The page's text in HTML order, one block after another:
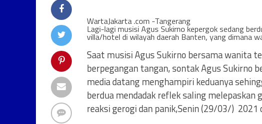
WartaJakarta .com -Tangerang
Lagi-lagi musisi Agus Sukirno kepergok sedang
villa/hotel di wilayah daerah Banten, yang dimana
Saat musisi Agus Sukirno bersama wanita
berpegangan tangan, sontak Agus Sukirno
media datang menghampiri keduanya
berdua mendadak reflek saling melepaskan
reaksi gerogi dan panik,Senin (29/03/) 2021